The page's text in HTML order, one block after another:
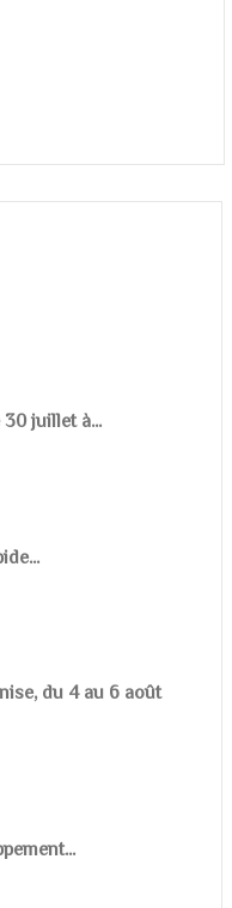
juillet à...
du 4 au 6 août